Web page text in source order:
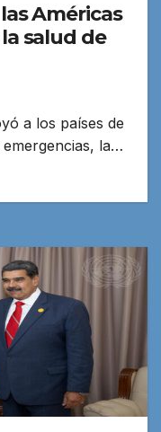
Américas
salud de
a los países de
la…